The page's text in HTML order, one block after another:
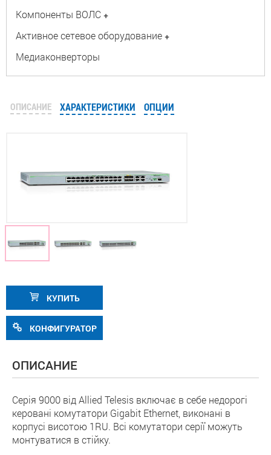
Компоненты ВОЛС +
Активное сетевое оборудование +
Медиаконверторы
ОПИСАНИЕ ХАРАКТЕРИСТИКИ ОПЦИИ
КУПИТЬ
КОНФИГУРАТОР
ОПИСАНИЕ
Серія 9000 від Allied Telesis включає в себе недорогі
керовані комутатори Gigabit Ethernet, виконані в
корпусі висотою 1RU. Всі комутатори серії можуть
монтуватися в стійку.